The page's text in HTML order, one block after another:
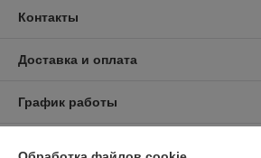
Контакты
Доставка и оплата
График работы